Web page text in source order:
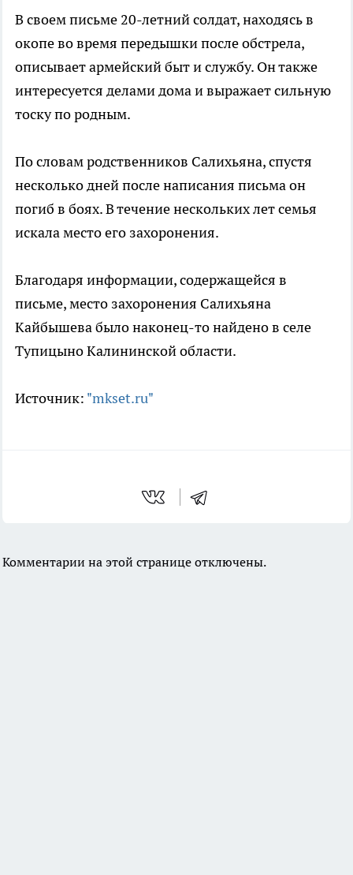
В своем письме 20-летний солдат, находясь в
окопе во время передышки после обстрела,
описывает армейский быт и службу. Он также
интересуется делами дома и выражает сильную
тоску по родным.
По словам родственников Салихьяна, спустя
несколько дней после написания письма он
погиб в боях. В течение нескольких лет семья
искала место его захоронения.
Благодаря информации, содержащейся в
письме, место захоронения Салихьяна
Кайбышева было наконец-то найдено в селе
Тупицыно Калининской области.
Источник: "mkset.ru"
Комментарии на этой странице отключены.